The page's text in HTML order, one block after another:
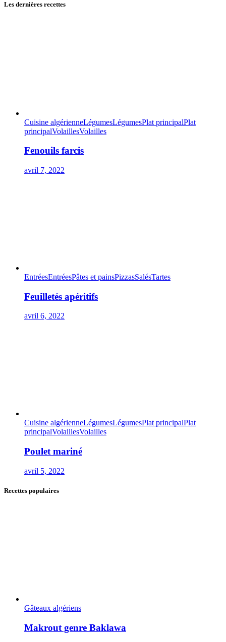
Les dernières recettes
Cuisine algérienneLégumesLégumesPlat principalPlat
principalVolaillesVolailles
Fenouils farcis
avril 7, 2022
EntréesEntréesPâtes et painsPizzasSalésTartes
Feuilletés apéritifs
avril 6, 2022
Cuisine algérienneLégumesLégumesPlat principalPlat
principalVolaillesVolailles
Poulet mariné
avril 5, 2022
Recettes populaires
Gâteaux algériens
Makrout genre Baklawa